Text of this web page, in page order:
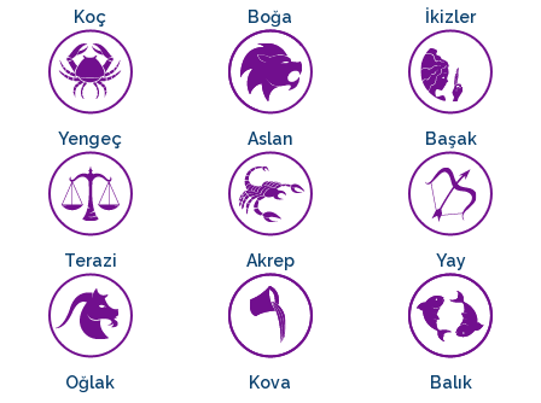
Koç Boğa İkizler
Yengeç Aslan Başak
Terazi Akrep Yay
Oğlak Kova Balık